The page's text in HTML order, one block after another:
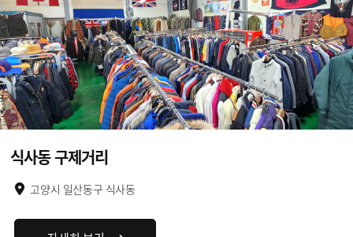
식사동 구제거리
고양시 일산동구 식사동